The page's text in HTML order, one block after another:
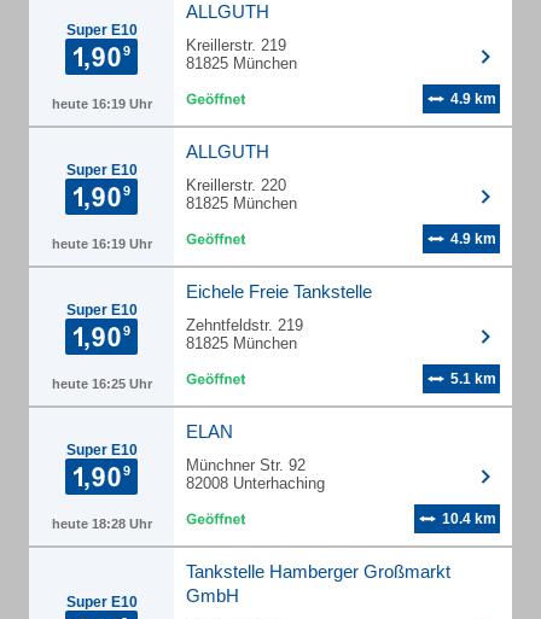
Super E10
heute 16:19 Uhr
ALLGUTH
Kreillerstr. 219
81825 München
4.9 km
Super E10
heute 16:19 Uhr
ALLGUTH
Kreillerstr. 220
81825 München
4.9 km
Super E10
heute 16:25 Uhr
Eichele Freie Tankstelle
Zehntfeldstr. 219
81825 München
5.1 km
Super E10
heute 18:28 Uhr
ELAN
Münchner Str. 92
82008 Unterhaching
10.4 km
Super E10
Tankstelle Hamberger Großmarkt
GmbH